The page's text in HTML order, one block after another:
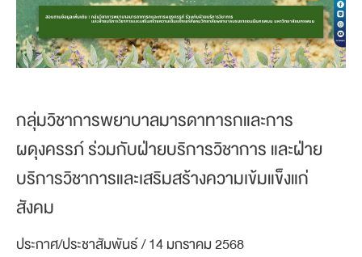
กลุ่มวิชาการพยาบาลมารดาทารกและการ
ผดุงครรภ์ ร่วมกับฝ่ายบริการวิชาการ และฝ่าย
บริการวิชาการและเสริมสร้างความเข้มแข็งแก่
สังคม
ประกาศ/ประชาสัมพันธ์/14 มกราคม 2568